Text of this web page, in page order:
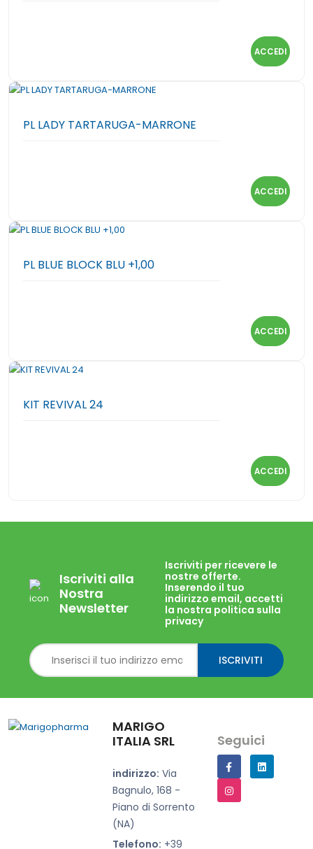
ACCEDI
PL LADY TARTARUGA-MARRONE
ACCEDI
PL BLUE BLOCK BLU +1,00
ACCEDI
KIT REVIVAL 24
ACCEDI
Iscriviti alla
Nostra
Newsletter
Iscriviti per ricevere le
nostre offerte.
Inserendo il tuo
indirizzo email, accetti
la nostra politica sulla
privacy
ISCRIVITI
MARIGO
ITALIA SRL
indirizzo: Via
Bagnulo, 168 -
Piano di Sorrento
(NA)
Telefono: +39
Seguici